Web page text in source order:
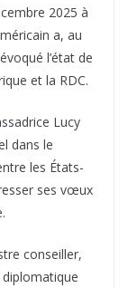
2025 à
a, au
l’état de
et la RDC.
Lucy
dans le
les États-
ses vœux
conseiller,